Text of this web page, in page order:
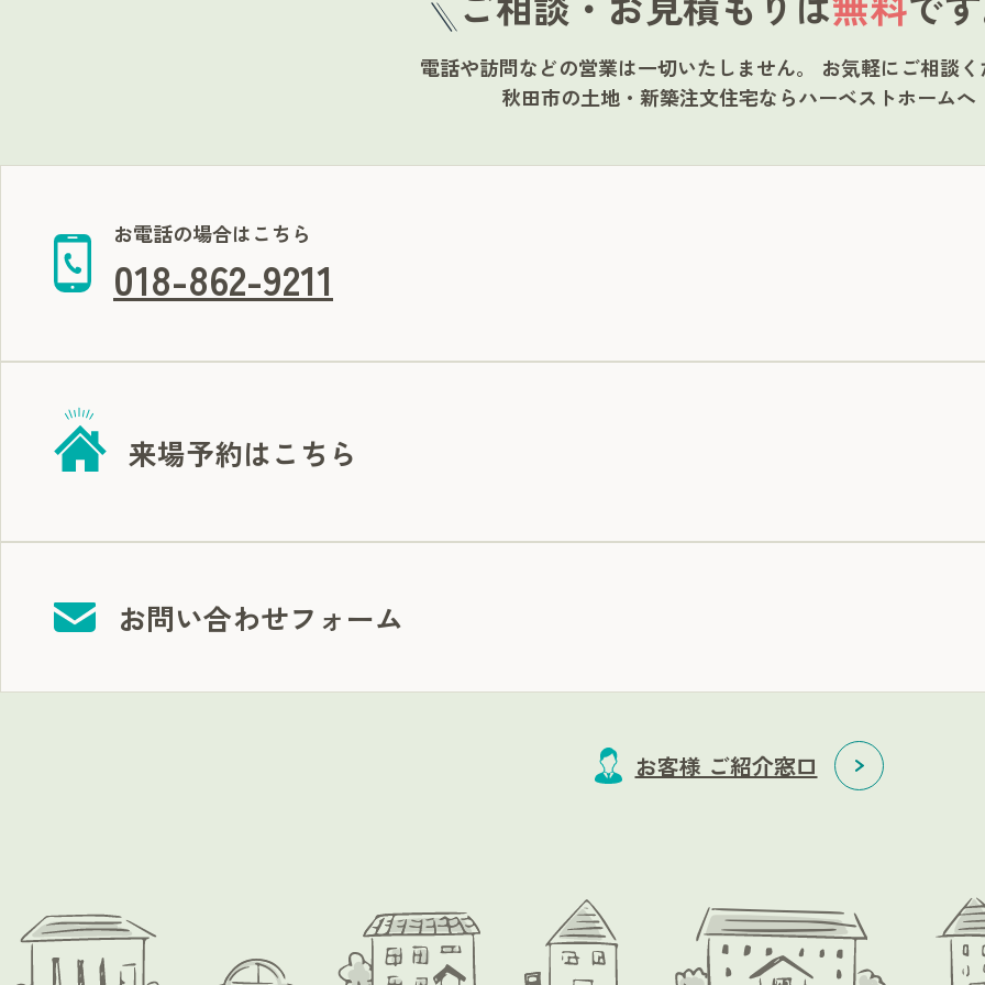
電話や訪問などの営業は一切いたしません。 お気軽にご相談く
秋田市の土地・新築注文住宅ならハーベストホームへ
お電話の場合はこちら
018-862-9211
来場予約はこちら
お問い合わせフォーム
お客様 ご紹介窓口